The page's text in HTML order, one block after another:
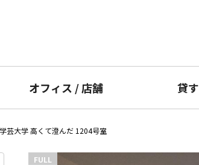
オフィス /店舗 貸す
学芸大学 高くて澄んだ 1204号室
FULL